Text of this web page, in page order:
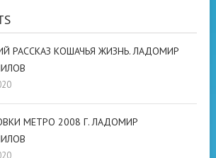
РАССКАЗ КОШАЧЬЯ ЖИЗНЬ. ЛАДОМИР
МЕТРО 2008 Г. ЛАДОМИР